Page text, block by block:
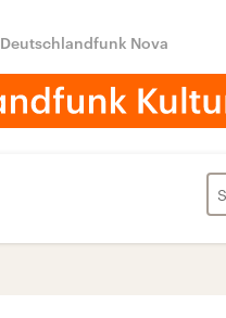
Deutschlandfunk Nova